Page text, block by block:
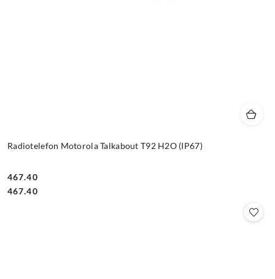
Radiotelefon Motorola Talkabout T92 H2O (IP67)
Cena:
467.40
Cena:
467.40